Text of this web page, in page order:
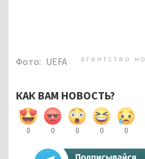
Фото: UEFA
КАК ВАМ НОВОСТЬ?
0 0 0 0 0